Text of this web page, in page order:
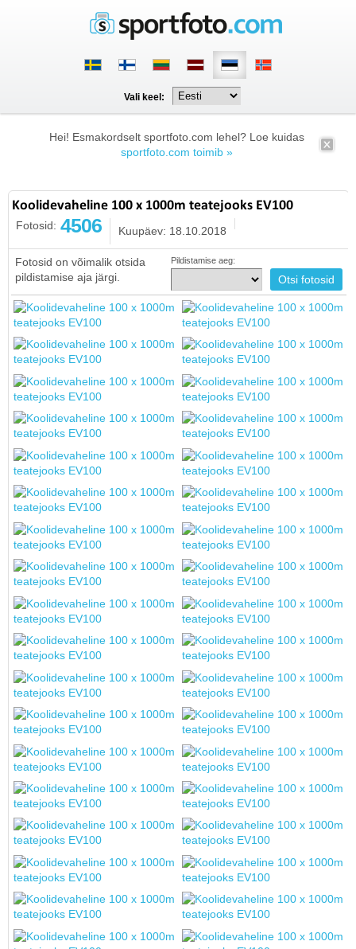
Vali keel:
Hei! Esmakordselt sportfoto.com lehel? Loe kuidas
sportfoto.com toimib »
Koolidevaheline 100 x 1000m teatejooks EV100
Fotosid: 4506 Kuupäev: 18.10.2018
Fotosid on võimalik otsida
pildistamise aja järgi.
Pildistamise aeg: